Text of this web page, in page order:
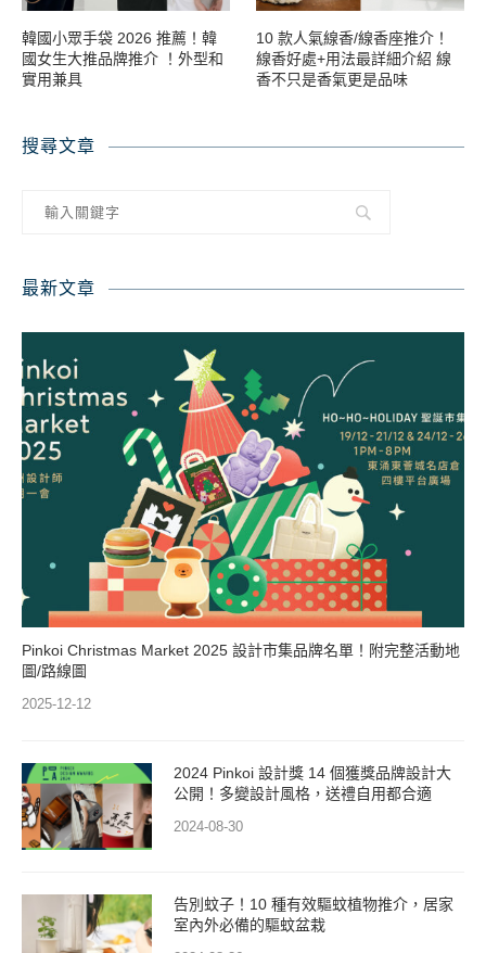
韓國小眾手袋 2026 推薦！韓
國女生大推品牌推介 ！外型和
實用兼具
10 款人氣線香/線香座推介！
線香好處+用法最詳細介紹 線
香不只是香氣更是品味
搜尋文章
最新文章
Pinkoi Christmas Market 2025 設計市集品牌名單！附完整活動地
圖/路線圖
2025-12-12
2024 Pinkoi 設計獎 14 個獲獎品牌設計大
公開！多變設計風格，送禮自用都合適
2024-08-30
告別蚊子！10 種有效驅蚊植物推介，居家
室內外必備的驅蚊盆栽